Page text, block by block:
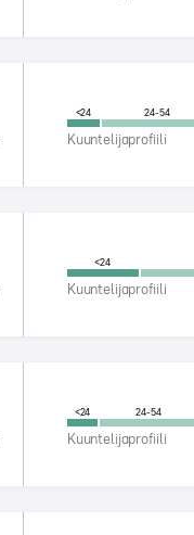
<24 24-54
Kuuntelijaprofiili
<24
Kuuntelijaprofiili
<24 24-54
Kuuntelijaprofiili